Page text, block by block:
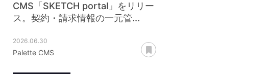
CMS「SKETCH portal」をリリー
ス。契約・請求情報の一元管...
2026.06.30
Palette CMS